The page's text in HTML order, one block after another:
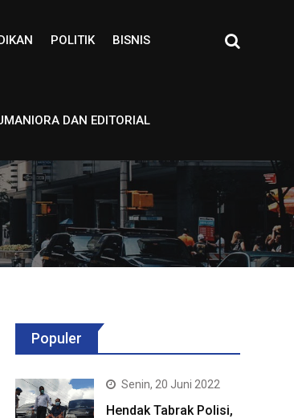
POLITIK BISNIS
DAN EDITORIAL
Populer
Senin, 20 Juni 2022
Hendak Tabrak Polisi,